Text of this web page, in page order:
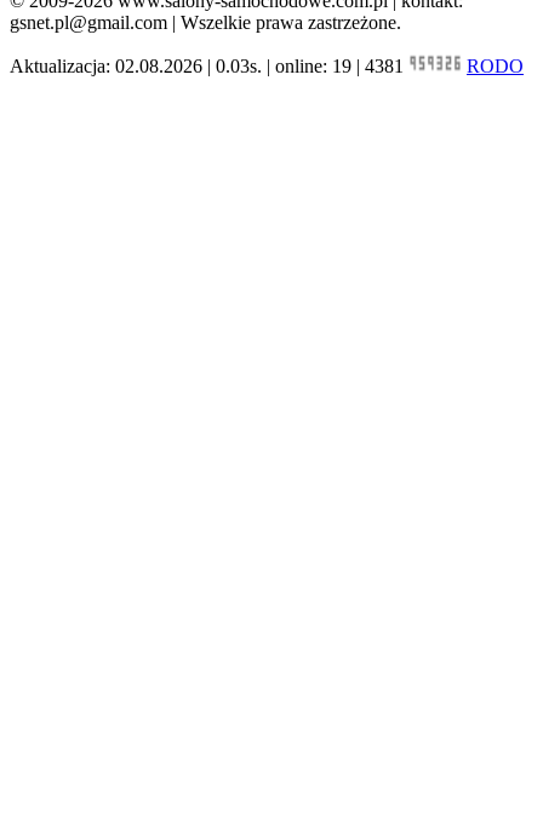
gsnet.pl@gmail.com | Wszelkie prawa zastrzeżone.
Aktualizacja: 02.08.2026 | 0.03s. | online: 19 | 4381 RODO